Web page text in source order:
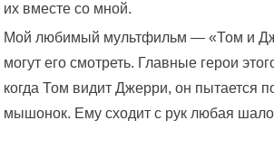
их вместе со мной.
Мой любимый мультфильм — «Том и
могут его смотреть. Главные герои
когда Том видит Джерри, он пытается
мышонок. Ему сходит с рук любая